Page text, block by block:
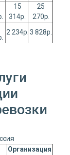
15
314р.
25
270р.
2 234р. 3 828р.
Организация